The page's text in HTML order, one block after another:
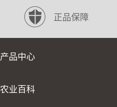
正品保障
产品中心
农业百科